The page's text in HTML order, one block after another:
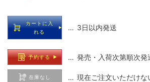
カートに入
れる
… 3日以内発送
予約する … 発売・入荷次第順次発
在庫なし … 現在ご注文いただけな